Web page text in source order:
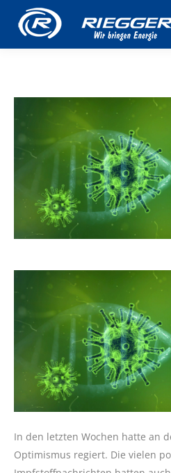
In den letzten Wochen hatte an
Optimismus regiert. Die vielen